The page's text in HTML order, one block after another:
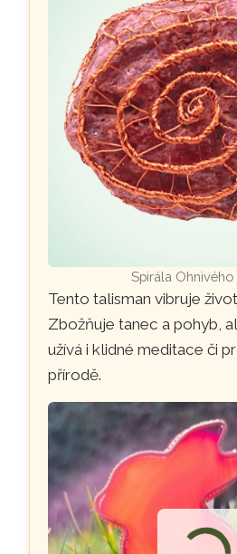
Spirála
Tento talisman vibruje
Zbožňuje tanec a pohyb,
užívá i klidné meditace či
přírodě.